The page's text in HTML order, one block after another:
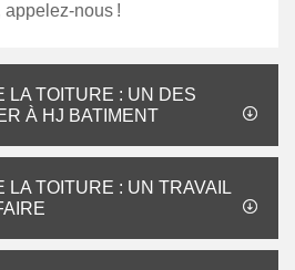
appelez-nous !
LA TOITURE : UN DES
À HJ BATIMENT
LA TOITURE : UN TRAVAIL